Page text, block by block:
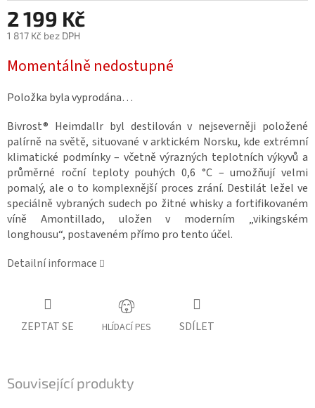
2 199 Kč
1 817 Kč bez DPH
cena:
Momentálně nedostupné
Položka byla vyprodána…
Bivrost® Heimdallr byl destilován v nejseverněji položené
palírně na světě, situované v arktickém Norsku, kde extrémní
klimatické podmínky – včetně výrazných teplotních výkyvů a
průměrné roční teploty pouhých 0,6 °C – umožňují velmi
pomalý, ale o to komplexnější proces zrání. Destilát ležel ve
speciálně vybraných sudech po žitné whisky a fortifikovaném
víně Amontillado, uložen v moderním „vikingském
longhousu“, postaveném přímo pro tento účel.
Detailní informace
ZEPTAT SE HLÍDACÍ PES SDÍLET
Související produkty